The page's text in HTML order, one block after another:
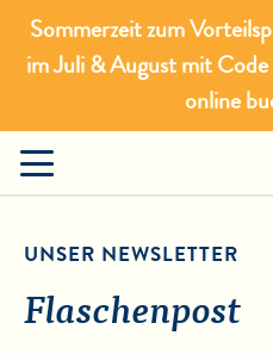
Sommerzeit zum
im Juli & August mit
online
UNSER NEWSLETTER
Flaschenpost